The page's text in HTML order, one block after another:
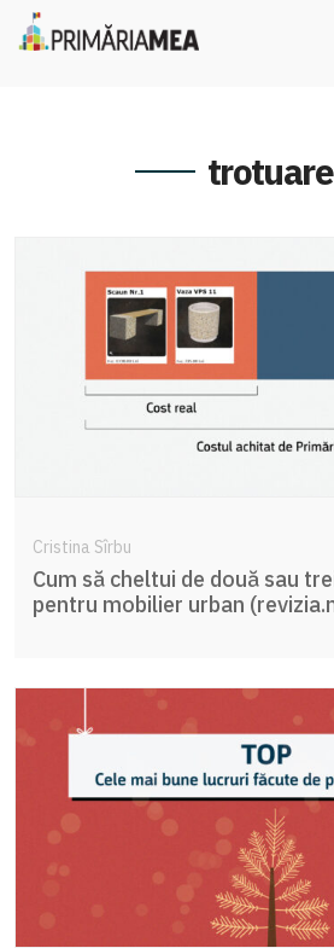
trotuare
Cristina Sîrbu
Cum să cheltui de două sau
pentru mobilier urban